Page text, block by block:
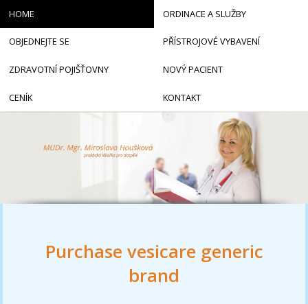
Purchase vesicare generic
brand
HOME ORDINACE A SLUŽBY
OBJEDNEJTE SE PŘÍSTROJOVÉ VYBAVENÍ
ZDRAVOTNÍ POJIŠŤOVNY NOVÝ PACIENT
CENÍK KONTAKT